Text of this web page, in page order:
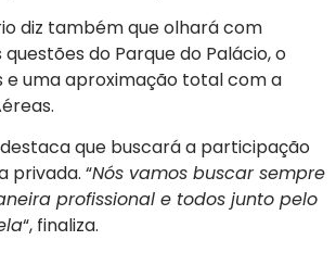
diz também que olhará com
do Parque do Palácio, o
e uma aproximação total com a
que buscará a participação
privada. “Nós vamos buscar sempre
profissional e todos junto pelo
“, finaliza.